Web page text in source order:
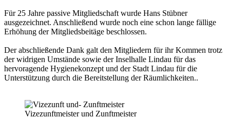
Für 25 Jahre passive Mitgliedschaft wurde Hans Stübner
ausgezeichnet. Anschließend wurde noch eine schon lange fällige
Erhöhung der Mitgliedsbeitäge beschlossen.
Der abschließende Dank galt den Mitgliedern für ihr Kommen trotz
der widrigen Umstände sowie der Inselhalle Lindau für das
hervoragende Hygienekonzept und der Stadt Lindau für die
Unterstützung durch die Bereitstellung der Räumlichkeiten..
Vizezunftmeister und Zunftmeister